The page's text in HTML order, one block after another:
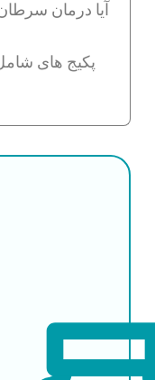
آیا درمان
پکیج های